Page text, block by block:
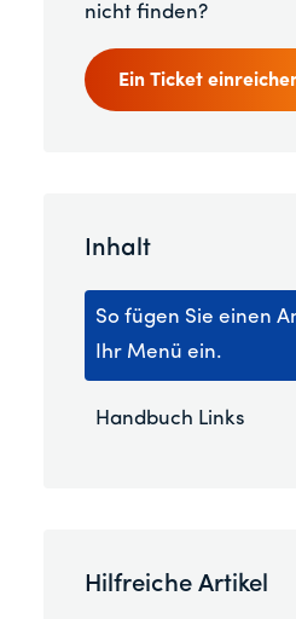
nicht finden?
Ein Ticket
Inhalt
So fügen Sie einen
Ihr Menü ein.
Handbuch Links
Hilfreiche Artikel